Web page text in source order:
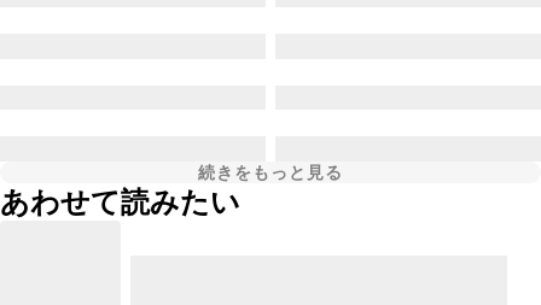
続きをもっと見る
あわせて読みたい